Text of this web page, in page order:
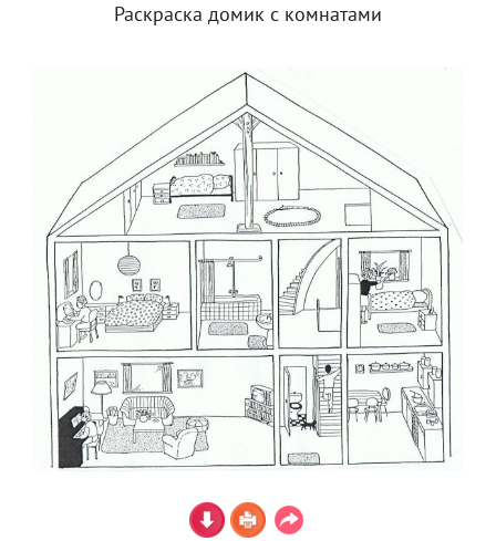
Раскраска домик с комнатами